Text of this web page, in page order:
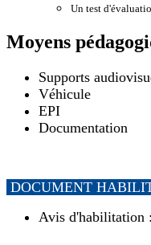
Un test
Moyens
Supports
Véhicule
EPI
Documentation
DOCUMENT
Avis d'habilitation